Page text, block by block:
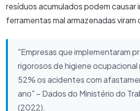
resíduos acumulados podem causar
ferramentas mal armazenadas viram
"Empresas que implementaram
rigorosos de higiene ocupacional
52% os acidentes com
ano" – Dados do Ministério do
(2022).